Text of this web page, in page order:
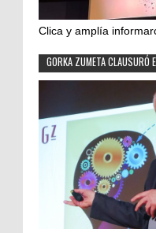
Clica y amplía
GORKA ZUMETA CLAUSURÓ